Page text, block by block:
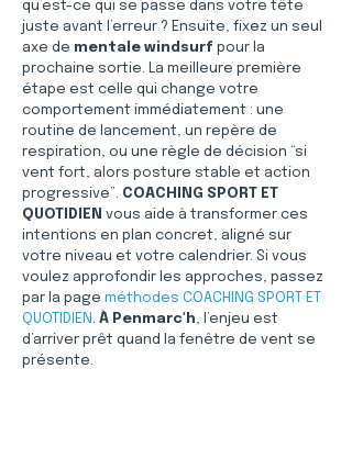
qu’est-ce qui se passe dans votre tête
juste avant l’erreur ? Ensuite, fixez un seul
axe de mentale windsurf pour la
prochaine sortie. La meilleure première
étape est celle qui change votre
comportement immédiatement : une
routine de lancement, un repère de
respiration, ou une règle de décision “si
vent fort, alors posture stable et action
progressive”. COACHING SPORT ET
QUOTIDIEN vous aide à transformer ces
intentions en plan concret, aligné sur
votre niveau et votre calendrier. Si vous
voulez approfondir les approches, passez
par la page méthodes COACHING SPORT ET
QUOTIDIEN . À Penmarc'h, l’enjeu est
d’arriver prêt quand la fenêtre de vent se
présente.